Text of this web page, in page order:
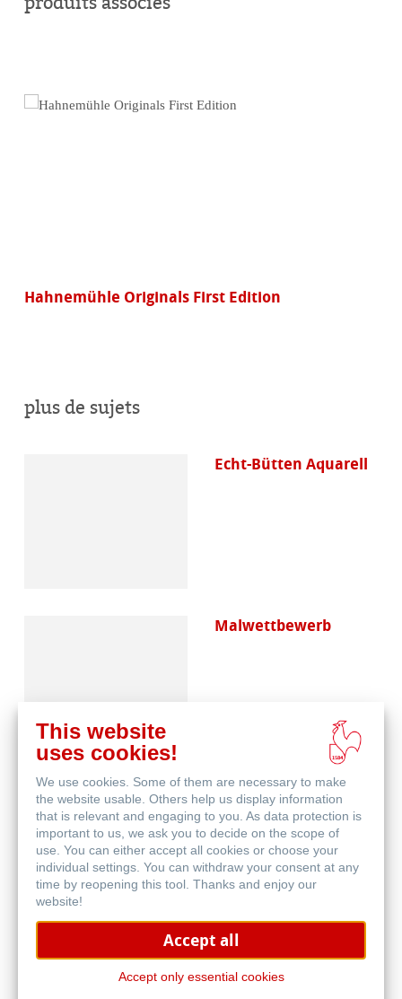
ligne
Hahnemühle Originals First Edition
plus de sujets
Echt-Bütten Aquarell
Malwettbewerb
Skizzenpapiere
Skizzenbücher
This website
uses cookies!
We use cookies. Some of them are necessary to make
the website usable. Others help us display information
that is relevant and engaging to you. As data protection is
important to us, we ask you to decide on the scope of
use. You can either accept all cookies or choose your
individual settings. You can withdraw your consent at any
time by reopening this tool. Thanks and enjoy our
website!
Accept all
Accept only essential cookies